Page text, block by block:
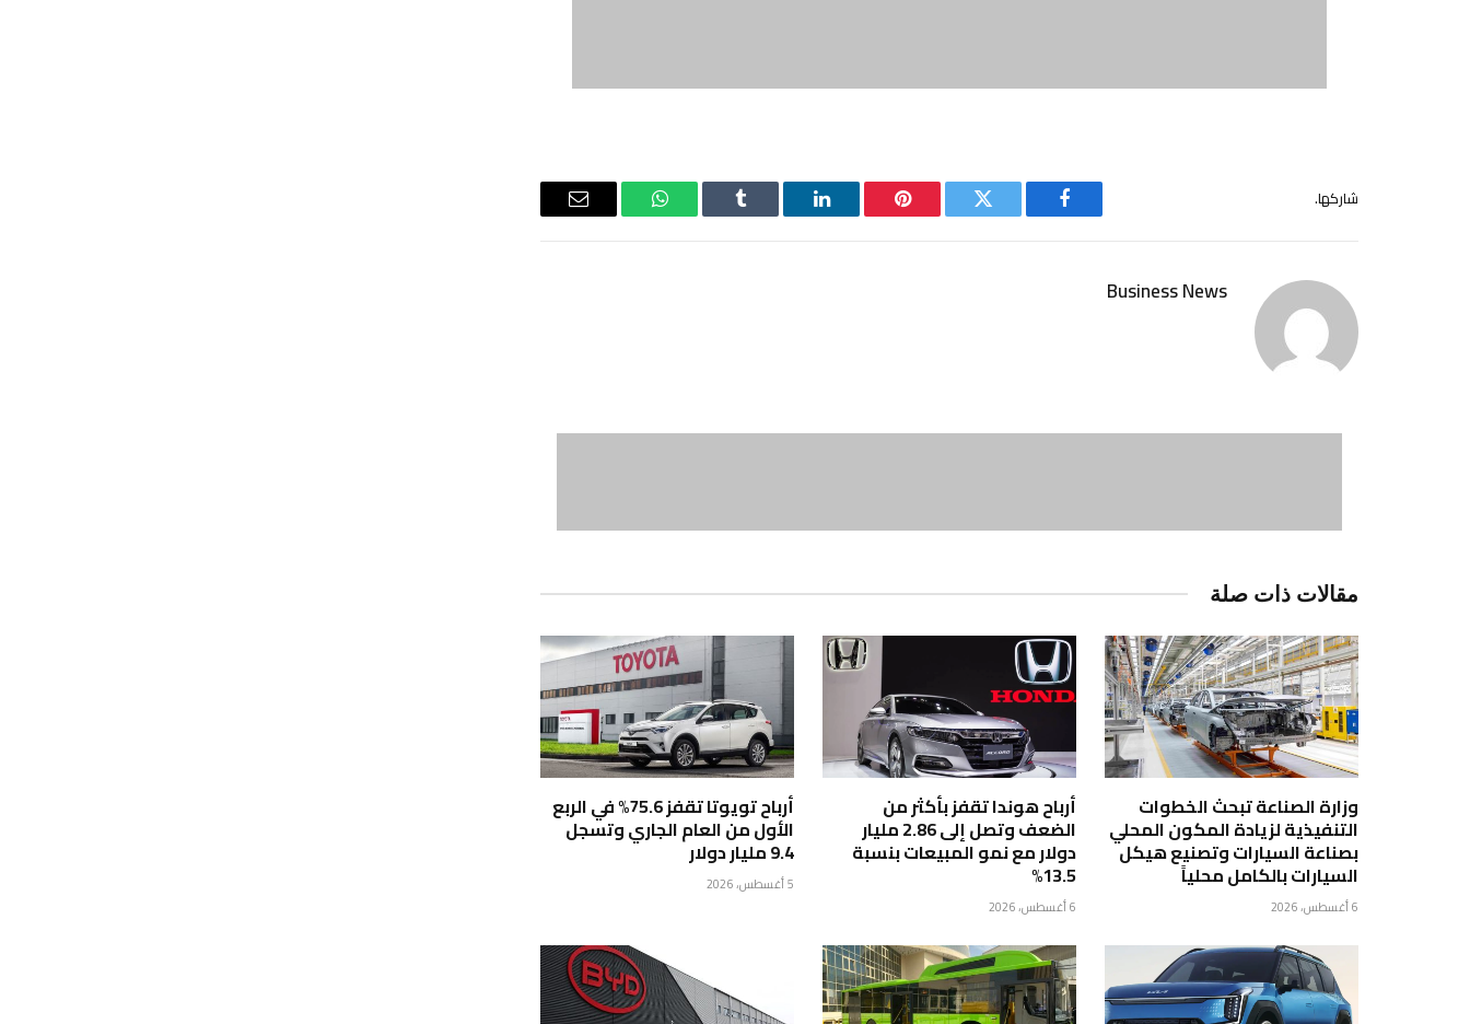
شاركها.
فيسبوك تويتر بينتيريستلينكدإن Tumblr واتساب
البريد
Business News
مقالات ذات صلة
وزارة الصناعة تبحث الخطوات
التنفيذية لزيادة المكون المحلي
بصناعة السيارات وتصنيع هيكل
السيارات بالكامل محلياً
6 أغسطس، 2026
أرباح هوندا تقفز بأكثر من
الضعف وتصل إلى 2.86 مليار
دولار مع نمو المبيعات بنسبة
13.5%
6 أغسطس، 2026
أرباح تويوتا تقفز 75.6% في الربع
الأول من العام الجاري وتسجل
9.4 مليار دولار
5 أغسطس، 2026